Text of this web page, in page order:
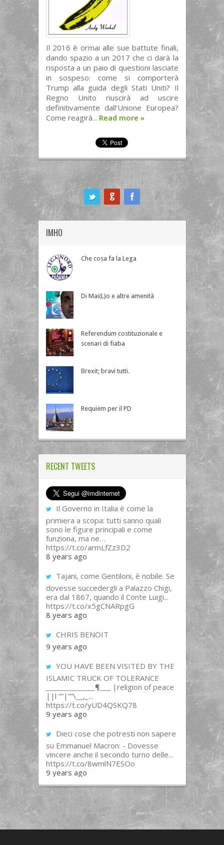
Il 2016 è ormai alle sue battute finali,
dando spazio a un 2017 che ci darà la
risposta a un paio di questioni lasciate
in sospeso: come si comporterà
Trump alla guida degli Stati Uniti? Il
Regno Unito riuscirà ad uscire
definitivamente dall’Unione Europea?
Come reagirà... Read more »
IMHO
Che cosa fa la Lega
Di Mai(L)o e altre amenità
Referendum costituzionale e
scenari di fiaba
Brexit; bravi tutti.
Requiem per il PD
RECENT TWEETS
Il Governo in Italia è come la
primiera a scopa: tutti sanno quali
sono le figure principali e come
funziona, ma ne…
https://t.co/armLfZz3D2
8 years ago
Tajani, come Gentiloni, è nobile. Se
dovesse succedergli a Palazzo Chigi,
era dal 1867, quando il Conte Luigi...
https://t.co/x5gCNARpgG
8 years ago
CHRIS BENOIT
9 years ago
YOU HAVE BEEN VISITED BY THE
ISLAMIC TRUCK OF TOLERANCE
______________¶___ |religion of peace
||l “”|””\__,_...
https://t.co/yUD4QSKQ78
9 years ago
Dieci cose che potresti non sapere
su Emmanuel Macron: - Dovesse
vincere anche il secondo turno delle...
https://t.co/8wmlN7ESOo
9 years ago